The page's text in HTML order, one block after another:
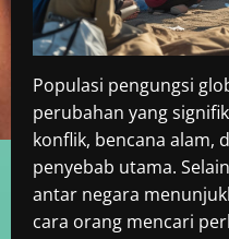
Populasi pengungsi
perubahan yang
konflik, bencana alam,
penyebab utama.
antar negara
cara orang mencari